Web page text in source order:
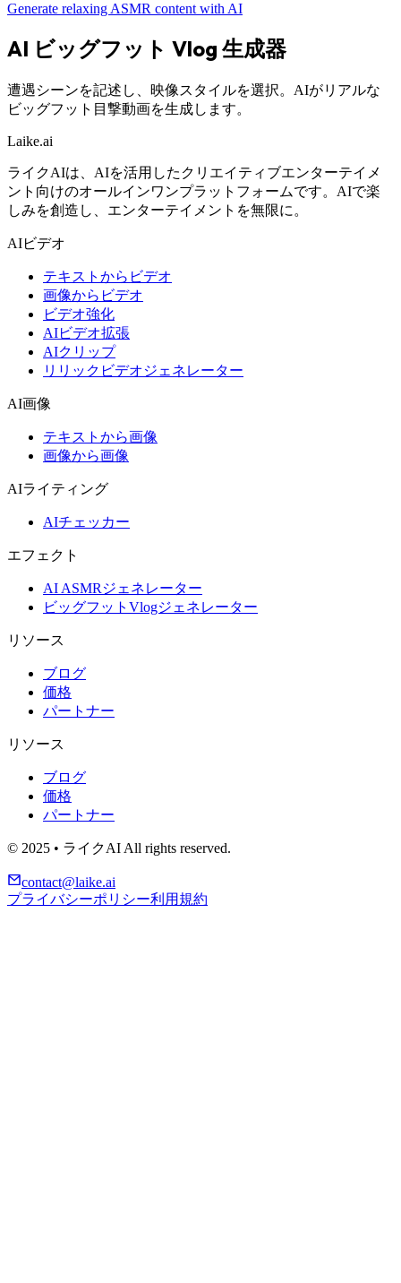
Generate relaxing ASMR content with AI
AI ビッグフット Vlog 生成器
遭遇シーンを記述し、映像スタイルを選択。AIがリアルな
ビッグフット目撃動画を生成します。
Laike.ai
ライクAIは、AIを活用したクリエイティブエンターテイメ
ント向けのオールインワンプラットフォームです。AIで楽
しみを創造し、エンターテイメントを無限に。
AIビデオ
テキストからビデオ
画像からビデオ
ビデオ強化
AIビデオ拡張
AIクリップ
リリックビデオジェネレーター
AI画像
テキストから画像
画像から画像
AIライティング
AIチェッカー
エフェクト
AI ASMRジェネレーター
ビッグフットVlogジェネレーター
リソース
ブログ
価格
パートナー
リソース
ブログ
価格
パートナー
© 2025 • ライクAI All rights reserved.
contact@laike.ai
プライバシーポリシー利用規約